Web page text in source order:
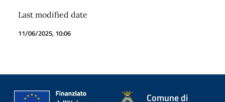
Last modified date
11/06/2025, 10:06
Comune di